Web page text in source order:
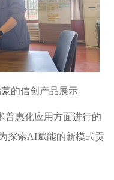
的信创产品展示
普惠化应用方面进行的
探索AI赋能的新模式贡